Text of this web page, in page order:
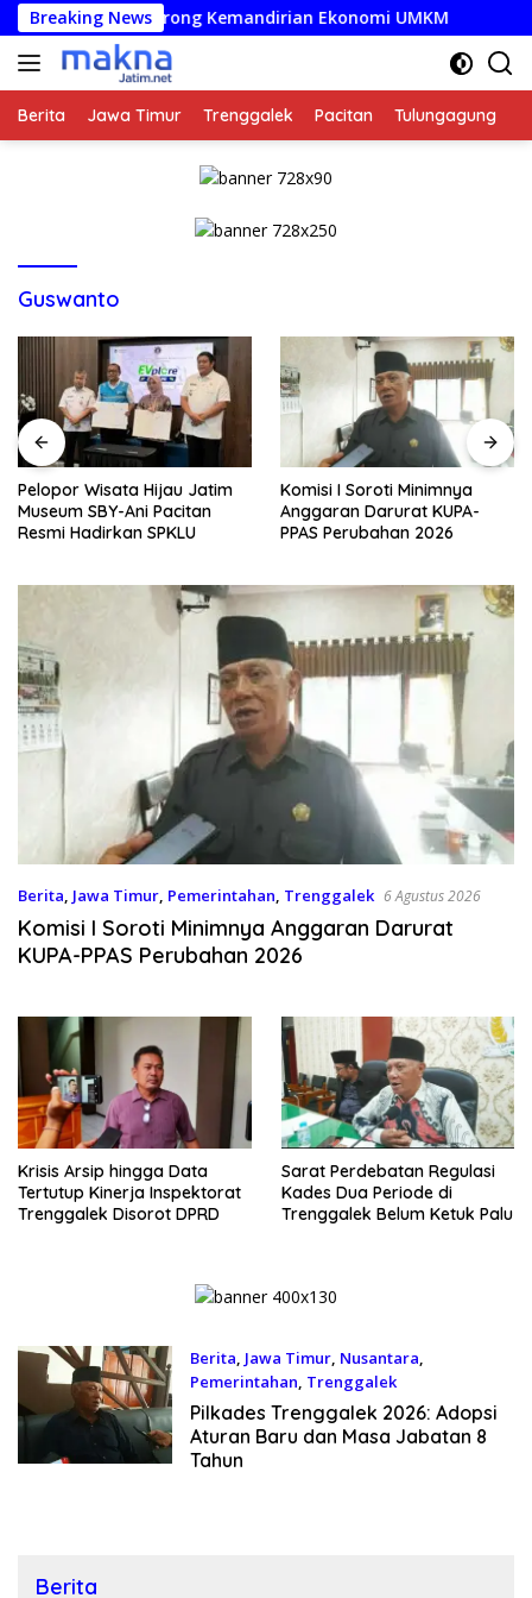
Langsung
ke
konten
Breaking News
Dorong Kemandirian Ekonomi UMKM
Berita Jawa Timur Trenggalek Pacitan Tulungagung
Guswanto
Pelopor Wisata Hijau Jatim
Museum SBY-Ani Pacitan
Resmi Hadirkan SPKLU
Komisi I Soroti Minimnya
Anggaran Darurat KUPA-
PPAS Perubahan 2026
Berita, Jawa Timur, Pemerintahan, Trenggalek 6 Agustus 2026
Komisi I Soroti Minimnya Anggaran Darurat
KUPA-PPAS Perubahan 2026
Krisis Arsip hingga Data
Tertutup Kinerja Inspektorat
Trenggalek Disorot DPRD
Sarat Perdebatan Regulasi
Kades Dua Periode di
Trenggalek Belum Ketuk Palu
Berita, Jawa Timur, Nusantara,
Pemerintahan, Trenggalek
20 April 2026
Pilkades Trenggalek 2026: Adopsi
Aturan Baru dan Masa Jabatan 8
Tahun
Berita